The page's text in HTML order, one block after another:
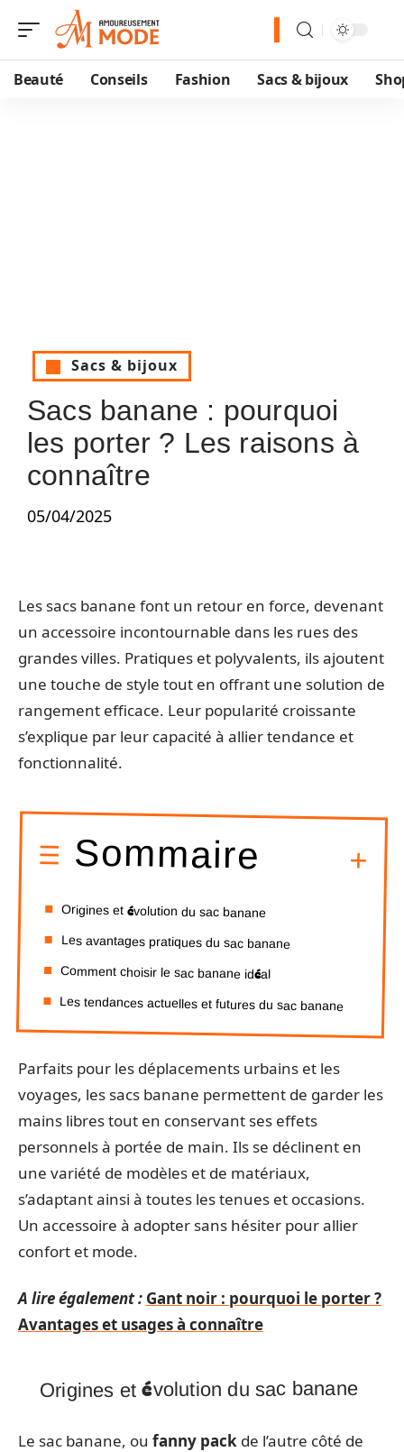
Beauté Conseils Fashion Sacs & bijoux
Sacs & bijoux
Sacs banane : pourquoi
les porter ? Les raisons à
connaître
05/04/2025
Les sacs banane font un retour en force, devenant
un accessoire incontournable dans les rues des
grandes villes. Pratiques et polyvalents, ils ajoutent
une touche de style tout en offrant une solution de
rangement efficace. Leur popularité croissante
s’explique par leur capacité à allier tendance et
fonctionnalité.
Sommaire
Origines et évolution du sac banane
Les avantages pratiques du sac banane
Comment choisir le sac banane idéal
Les tendances actuelles et futures du sac banane
Parfaits pour les déplacements urbains et les
voyages, les sacs banane permettent de garder les
mains libres tout en conservant ses effets
personnels à portée de main. Ils se déclinent en
une variété de modèles et de matériaux,
s’adaptant ainsi à toutes les tenues et occasions.
Un accessoire à adopter sans hésiter pour allier
confort et mode.
A lire également : Gant noir : pourquoi le porter ?
Avantages et usages à connaître
Origines et évolution du sac banane
Le sac banane, ou fanny pack de l’autre côté de